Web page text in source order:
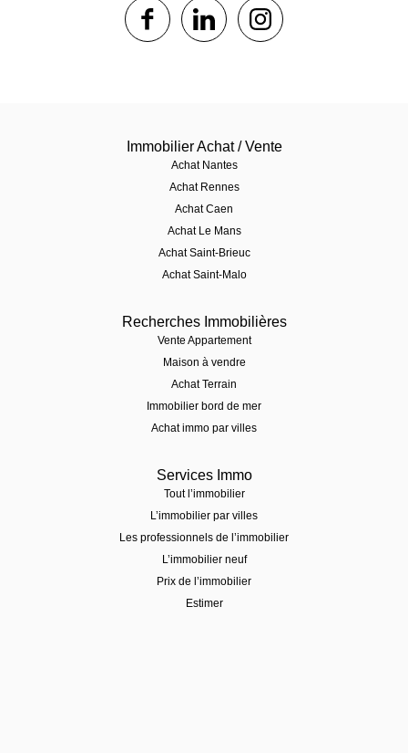
1$s 1$s
Immobilier Achat / Vente
Achat Nantes
Achat Rennes
Achat Caen
Achat Le Mans
Achat Saint-Brieuc
Achat Saint-Malo
Recherches Immobilières
Vente Appartement
Maison à vendre
Achat Terrain
Immobilier bord de mer
Achat immo par villes
Services Immo
Tout l’immobilier
L’immobilier par villes
Les professionnels de l’immobilier
L’immobilier neuf
Prix de l’immobilier
Estimer